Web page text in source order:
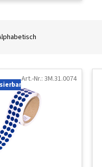
Art.-Nr.: 3M.31.0074